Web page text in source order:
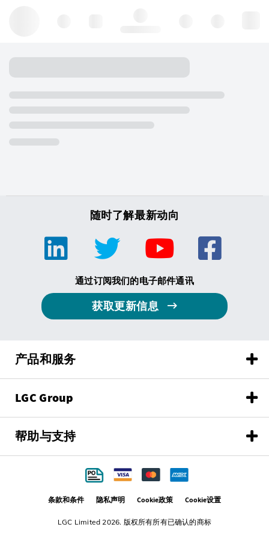
随时了解最新动向
通过订阅我们的电子邮件通讯
获取更新信息
产品和服务
LGC Group
帮助与支持
LGC Limited 2026. 版权所有所有已确认的商标
条款和条件 隐私声明 Cookie政策 Cookie设置